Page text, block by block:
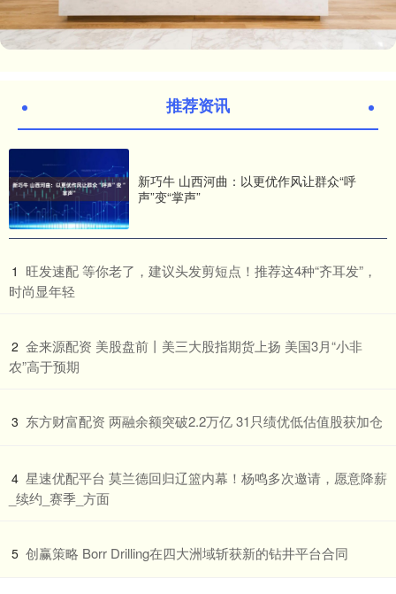
推荐资讯
新巧牛 山西河曲：以更优作风让群众“呼
声”变“掌声”
1 ​旺发速配 等你老了，建议头发剪短点！推荐这4种“齐耳发”，
时尚显年轻
2 ​金来源配资 美股盘前丨美三大股指期货上扬 美国3月“小非
农”高于预期
3 ​东方财富配资 两融余额突破2.2万亿 31只绩优低估值股获加仓
4 ​星速优配平台 莫兰德回归辽篮内幕！杨鸣多次邀请，愿意降薪
_续约_赛季_方面
5 ​创赢策略 Borr Drilling在四大洲域斩获新的钻井平台合同